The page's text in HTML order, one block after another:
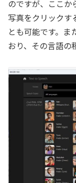
のですが、ここか
写真をクリックす
とも可能です。ま
おり、その言語の